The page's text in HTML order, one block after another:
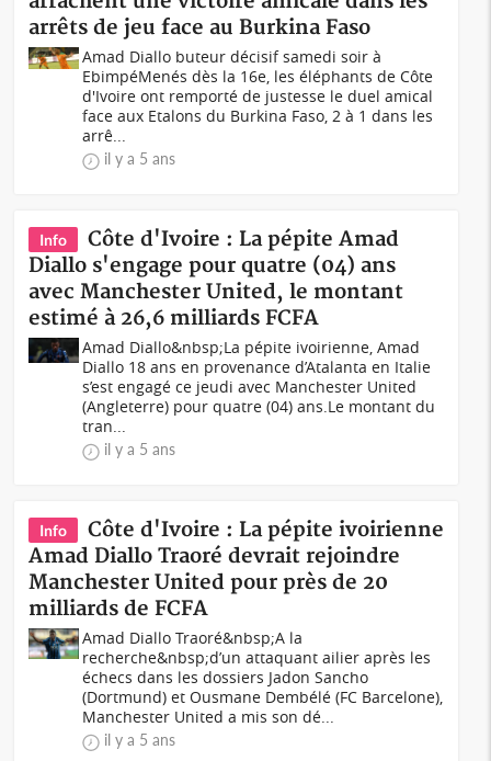
arrêts de jeu face au Burkina Faso
Amad Diallo buteur décisif samedi soir à
Ebimpé Menés dès la 16e, les éléphants de Côte
d'Ivoire ont remporté de justesse le duel amical
face aux Etalons du Burkina Faso, 2 à 1 dans les
arrê...
il y a 5 ans
Info
Côte d'Ivoire : La pépite Amad
Diallo s'engage pour quatre (04) ans
avec Manchester United, le montant
estimé à 26,6 milliards FCFA
Amad Diallo&nbsp;La pépite ivoirienne, Amad
Diallo 18 ans en provenance d’Atalanta en Italie
s’est engagé ce jeudi avec Manchester United
(Angleterre) pour quatre (04) ans.Le montant du
tran...
il y a 5 ans
Info
Côte d'Ivoire : La pépite ivoirienne
Amad Diallo Traoré devrait rejoindre
Manchester United pour près de 20
milliards de FCFA
Amad Diallo Traoré&nbsp;A la
recherche&nbsp;d’un attaquant ailier après les
échecs dans les dossiers Jadon Sancho
(Dortmund) et Ousmane Dembélé (FC Barcelone),
Manchester United a mis son dé...
il y a 5 ans